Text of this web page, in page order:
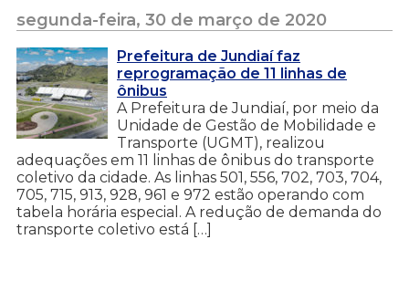
segunda-feira, 30 de março de 2020
Prefeitura de Jundiaí faz
reprogramação de 11 linhas de
ônibus
A Prefeitura de Jundiaí, por meio da
Unidade de Gestão de Mobilidade e
Transporte (UGMT), realizou
adequações em 11 linhas de ônibus do transporte
coletivo da cidade. As linhas 501, 556, 702, 703, 704,
705, 715, 913, 928, 961 e 972 estão operando com
tabela horária especial. A redução de demanda do
transporte coletivo está […]